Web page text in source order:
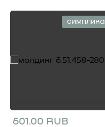
симплика
601.00 RUB